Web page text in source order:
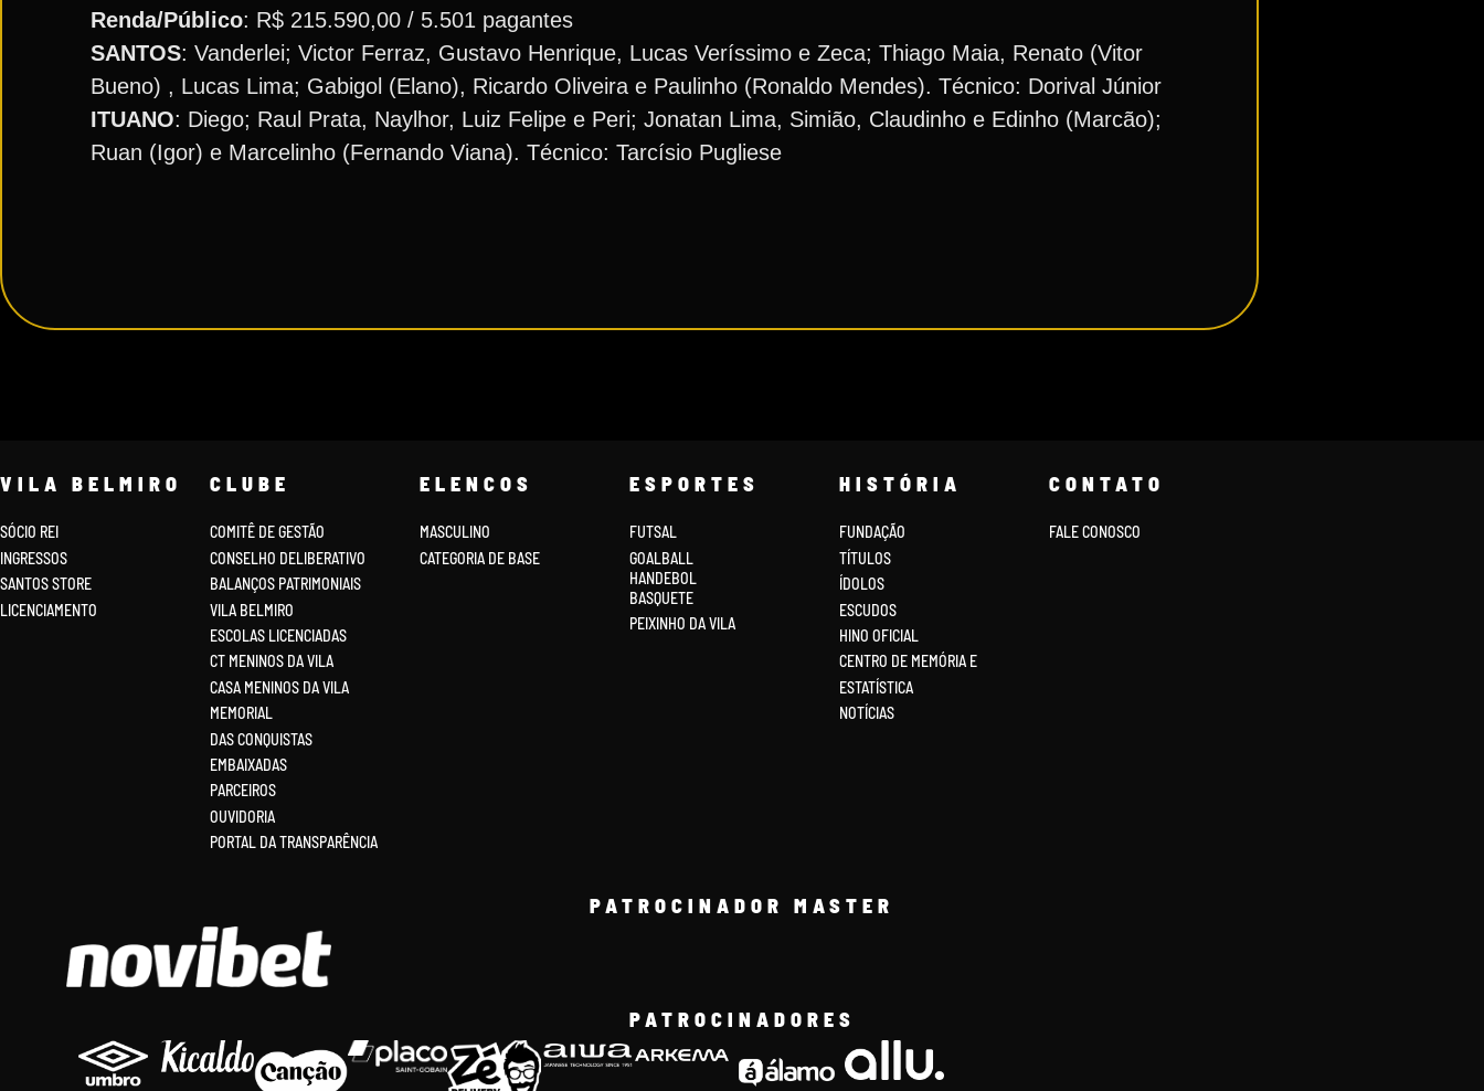
Renda/Público: R$ 215.590,00 / 5.501 pagantes
SANTOS: Vanderlei; Victor Ferraz, Gustavo Henrique, Lucas Veríssimo e Zeca; Thiago Maia, Renato (Vitor
Bueno) , Lucas Lima; Gabigol (Elano), Ricardo Oliveira e Paulinho (Ronaldo Mendes). Técnico: Dorival Júnior
ITUANO: Diego; Raul Prata, Naylhor, Luiz Felipe e Peri; Jonatan Lima, Simião, Claudinho e Edinho (Marcão);
Ruan (Igor) e Marcelinho (Fernando Viana). Técnico: Tarcísio Pugliese
VILA BELMIRO
SÓCIO REI
INGRESSOS
SANTOS STORE
LICENCIAMENTO
CLUBE
COMITÊ DE GESTÃO
CONSELHO DELIBERATIVO
BALANÇOS PATRIMONIAIS
VILA BELMIRO
ESCOLAS LICENCIADAS
CT MENINOS DA VILA
CASA MENINOS DA VILA
MEMORIAL
DAS CONQUISTAS
EMBAIXADAS
PARCEIROS
OUVIDORIA
PORTAL DA TRANSPARÊNCIA
ELENCOS
MASCULINO
CATEGORIA DE BASE
ESPORTES
FUTSAL
GOALBALL
HANDEBOL
BASQUETE
PEIXINHO DA VILA
HISTÓRIA
FUNDAÇÃO
TÍTULOS
ÍDOLOS
ESCUDOS
HINO OFICIAL
CENTRO DE MEMÓRIA E
ESTATÍSTICA
NOTÍCIAS
CONTATO
FALE CONOSCO
PATROCINADOR MASTER
PATROCINADORES